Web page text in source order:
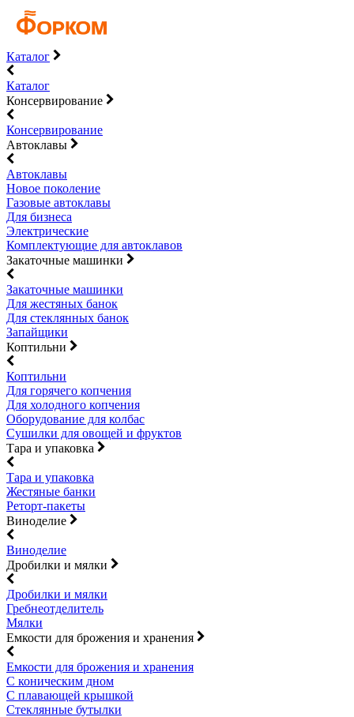
Каталог
Каталог
Консервирование
Консервирование
Автоклавы
Автоклавы
Новое поколение
Газовые автоклавы
Для бизнеса
Электрические
Комплектующие для автоклавов
Закаточные машинки
Закаточные машинки
Для жестяных банок
Для стеклянных банок
Запайщики
Коптильни
Коптильни
Для горячего копчения
Для холодного копчения
Оборудование для колбас
Сушилки для овощей и фруктов
Тара и упаковка
Тара и упаковка
Жестяные банки
Реторт-пакеты
Виноделие
Виноделие
Дробилки и мялки
Дробилки и мялки
Гребнеотделитель
Мялки
Емкости для брожения и хранения
Емкости для брожения и хранения
С коническим дном
С плавающей крышкой
Стеклянные бутылки